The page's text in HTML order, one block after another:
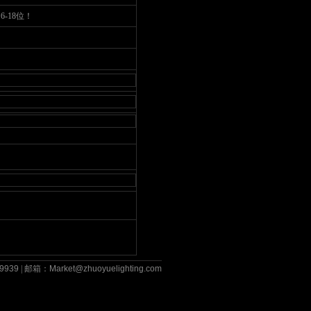
18位！
| 邮箱： Market@zhuoyuelighting.com